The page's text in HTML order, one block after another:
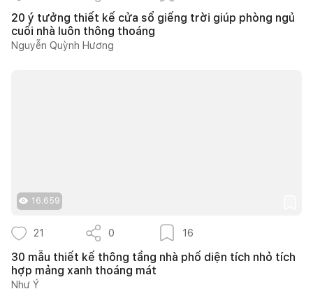
20 ý tưởng thiết kế cửa sổ giếng trời giúp phòng ngủ
cuối nhà luôn thông thoáng
Nguyễn Quỳnh Hương
16.659
21 0 16
30 mẫu thiết kế thông tầng nhà phố diện tích nhỏ tích
hợp mảng xanh thoáng mát
Như Ý